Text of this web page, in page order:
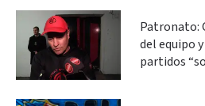
Patronato:
del equipo
partidos